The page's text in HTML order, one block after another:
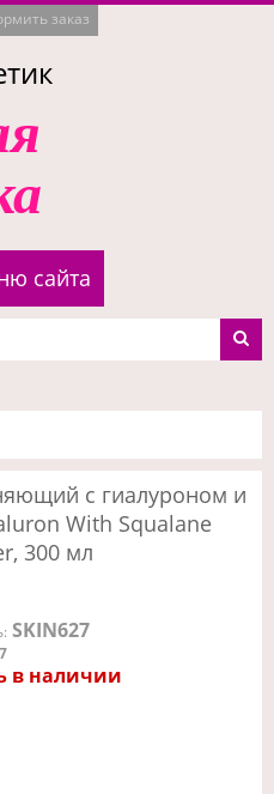
заказ
сайта
с гиалуроном и
With Squalane
300 мл
: SKIN627
в наличии